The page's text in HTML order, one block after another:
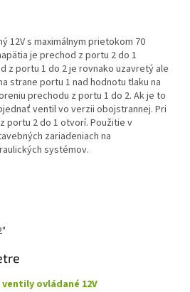
12V s maximálnym prietokom 70
je prechod z portu 2 do 1
z portu 1 do 2 je rovnako uzavretý ale
strane portu 1 nad hodnotu tlaku na
prechodu z portu 1 do 2. Ak je to
ventil vo verzii obojstrannej. Pri
portu 2 do 1 otvorí. Použitie v
zariadeniach na
systémov.
ovládané 12V